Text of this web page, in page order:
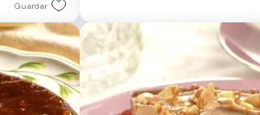
Guardar